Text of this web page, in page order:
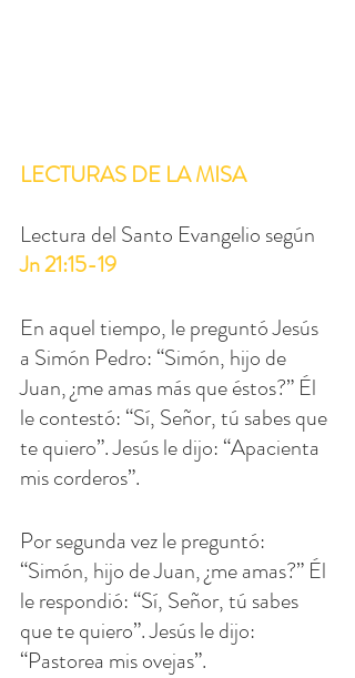
LECTURAS DE LA MISA
Lectura del Santo Evangelio según
Jn 21:15-19
En aquel tiempo, le preguntó Jesús
a Simón Pedro: “Simón, hijo de
Juan, ¿me amas más que éstos?” Él
le contestó: “Sí, Señor, tú sabes que
te quiero”. Jesús le dijo: “Apacienta
mis corderos”.
Por segunda vez le preguntó:
“Simón, hijo de Juan, ¿me amas?” Él
le respondió: “Sí, Señor, tú sabes
que te quiero”. Jesús le dijo:
“Pastorea mis ovejas”.